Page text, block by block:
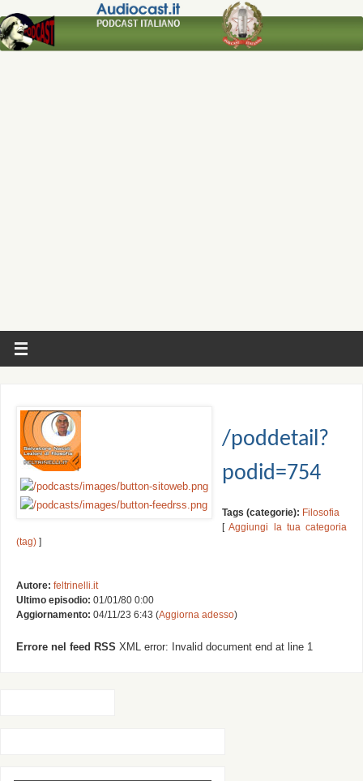
/poddetail?
podid=754
Tags (categorie): Filosofia
[Aggiungi la tua categoria
(tag)]
Autore: feltrinelli.it
Ultimo episodio: 01/01/80 0:00
Aggiornamento: 04/11/23 6:43 (Aggiorna adesso)
Errore nel feed RSS XML error: Invalid document end at line 1